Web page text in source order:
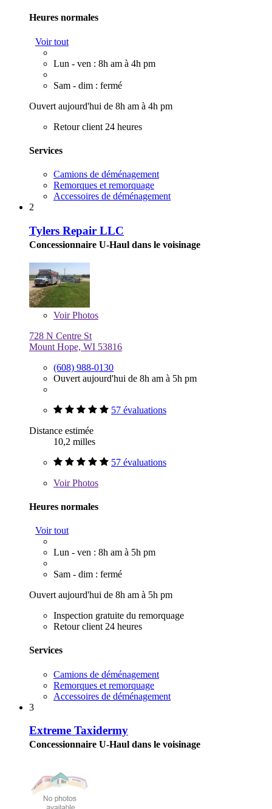
Heures normales
Voir tout
Lun - ven : 8h am à 4h pm
Sam - dim : fermé
Ouvert aujourd'hui de 8h am à 4h pm
Retour client 24 heures
Services
Camions de déménagement
Remorques et remorquage
Accessoires de déménagement
2
Tylers Repair LLC
Concessionnaire U-Haul dans le voisinage
VoirPhotos
728 N Centre St
Mount Hope, WI 53816
(608) 988-0130
Ouvert aujourd'hui de 8h am à 5h pm
57 évaluations
Distance estimée
10,2 milles
57 évaluations
VoirPhotos
Heures normales
Voir tout
Lun - ven : 8h am à 5h pm
Sam - dim : fermé
Ouvert aujourd'hui de 8h am à 5h pm
Inspection gratuite du remorquage
Retour client 24 heures
Services
Camions de déménagement
Remorques et remorquage
Accessoires de déménagement
3
Extreme Taxidermy
Concessionnaire U-Haul dans le voisinage